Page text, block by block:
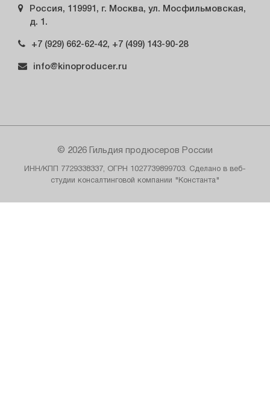
Россия, 119991, г. Москва, ул. Мосфильмовская,
д. 1.
+7 (929) 662-62-42, +7 (499) 143-90-28
info@kinoproducer.ru
© 2026 Гильдия продюсеров России
ИНН/КПП 7729338337, ОГРН 1027739899703. Сделано в веб-
студии консалтинговой компании "Константа"